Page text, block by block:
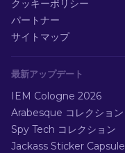
クッキーポリシー
パートナー
サイトマップ
最新アップデート
IEM Cologne 2026
Arabesque コレクション
Spy Tech コレクション
Jackass Sticker Capsule